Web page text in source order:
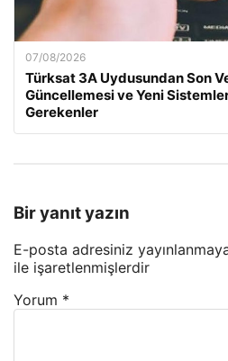
07/08/2026
Türksat 3A Uydusundan Son
Güncellemesi ve Yeni
Gerekenler
Bir yanıt yazın
E-posta adresiniz
ile işaretlenmişlerdir
Yorum *